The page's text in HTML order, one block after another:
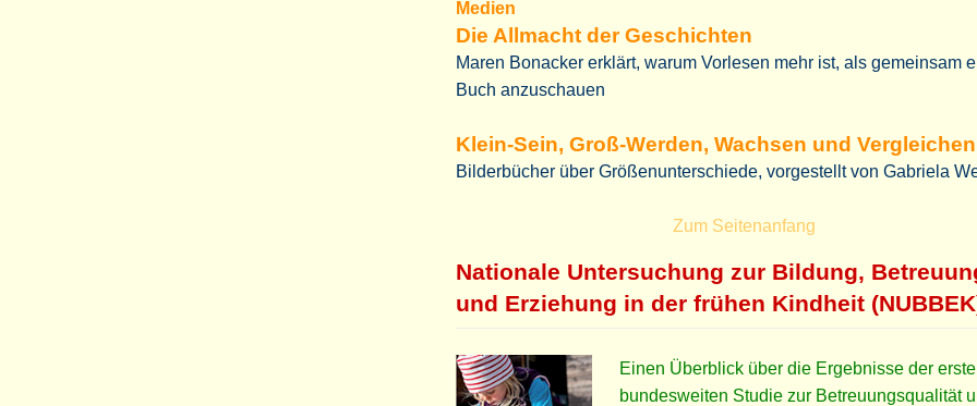
Medien
Die Allmacht der Geschichten
Maren Bonacker erklärt, warum Vorlesen mehr ist, als gemeinsam
Buch anzuschauen
Klein-Sein, Groß-Werden, Wachsen und Vergleichen
Bilderbücher über Größenunterschiede, vorgestellt von Gabriela
Zum Seitenanfang
Nationale Untersuchung zur Bildung,
und Erziehung in der frühen Kindheit
Einen Überblick über die Ergebnisse der
bundesweiten Studie zur Betreuungsqualität